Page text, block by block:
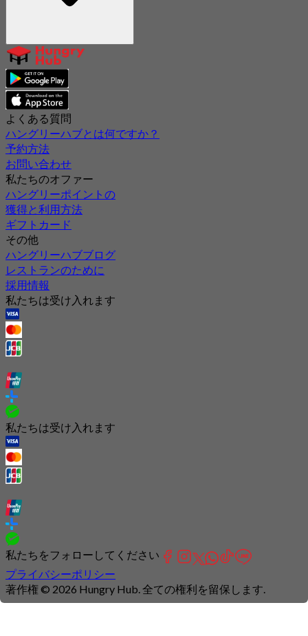
よくある質問
ハングリーハブとは何ですか？
予約方法
お問い合わせ
私たちのオファー
ハングリーポイントの
獲得と利用方法
ギフトカード
その他
ハングリーハブブログ
レストランのために
採用情報
私たちは受け入れます
私たちは受け入れます
私たちをフォローしてください
プライバシーポリシー
著作権 © 2026 Hungry Hub. 全ての権利を留保します.
Connection